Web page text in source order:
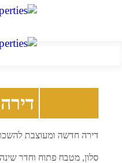
דירה חדשה ומעוצבת
סלון, מטבח פתוח וחדר